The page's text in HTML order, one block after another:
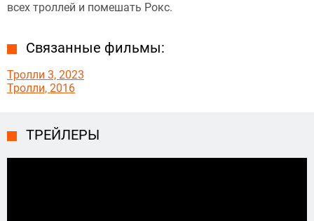
всех троллей и помешать Рокс.
Связанные фильмы:
Тролли 3, 2023
Тролли, 2016
ТРЕЙЛЕРЫ